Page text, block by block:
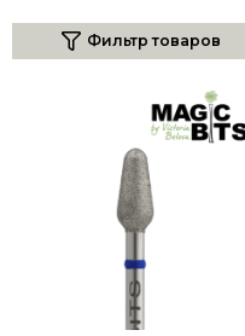
Фильтр товаров